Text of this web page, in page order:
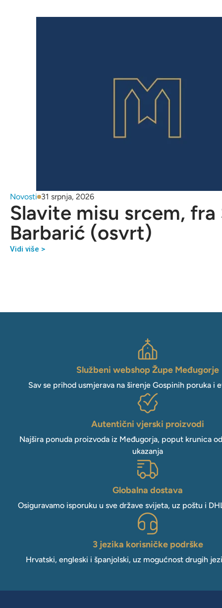
Novosti 31 srpnja, 2026
Slavite misu srcem, fra
Barbarić (osvrt)
Vidi više >
Službeni webshop Župe Međugorje
Sav se prihod usmjerava na širenje Gospinih poruka i
Autentični vjerski proizvodi
Najšira ponuda proizvoda iz Međugorja, poput krunica
ukazanja
Globalna dostava
Osiguravamo isporuku u sve države svijeta, uz poštu i
3 jezika korisničke podrške
Hrvatski, engleski i španjolski, uz mogućnost drugih